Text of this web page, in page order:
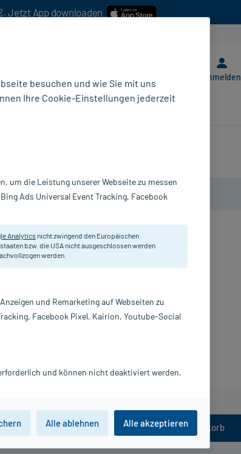
Jetzt App downloaden
Anmelden
Mindestbestellwert!
78,60 € / kg
In den Warenkorb
Gel zur Entspannung der Muskeln.
Gel
Carl Hoernecke GmbH
besuchen und wie Sie mit uns
Ihre Cookie-Einstellungen jederzeit
um die Leistung unserer Webseite zu messen
Ads Universal Event Tracking, Facebook
Analytics nicht zwingend den Europäischen
bzw. die USA nicht ausgeschlossen werden
werden.
und Remarketing auf Webseiten zu
Facebook Pixel, Kairion, Youtube-Social
und können nicht deaktiviert werden.
Alle ablehnen Alle akzeptieren